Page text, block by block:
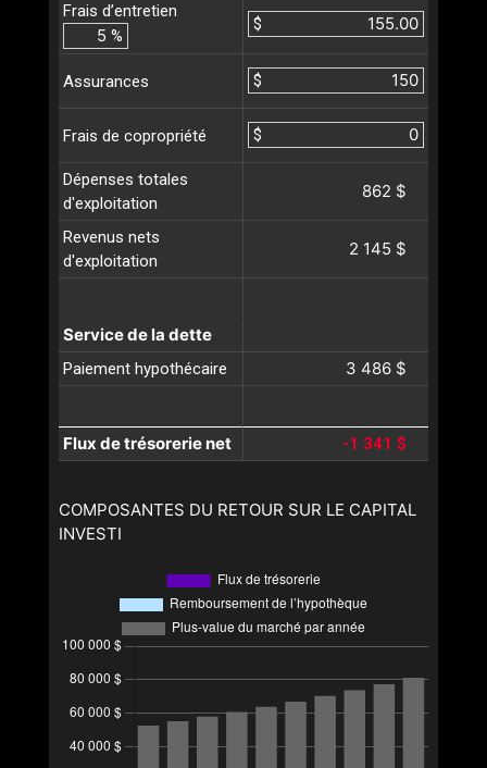
Frais d’entretien
%
$
Assurances $
Frais de copropriété $
Dépenses totales
d'exploitation
862 $
Revenus nets
d'exploitation
2 145 $
Service de la dette
Paiement hypothécaire 3 486 $
Flux de trésorerie net -1 341 $
COMPOSANTES DU RETOUR SUR LE CAPITAL
INVESTI